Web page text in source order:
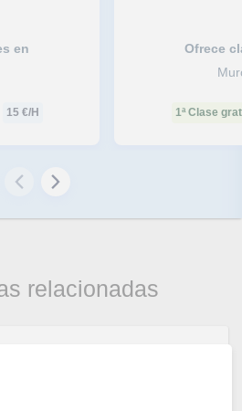
en
15 €/H
Ofrece
1ª Clase
relacionadas
de Ledesma
De El Carmen?